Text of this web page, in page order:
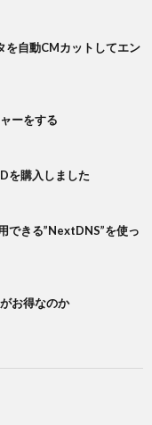
自動CMカットしてエン
ーをする
を購入しました
できる”NextDNS”を使っ
お得なのか